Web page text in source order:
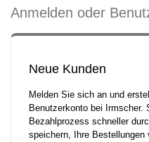
Anmelden oder
Neue Kunden
Melden Sie sich an und
Benutzerkonto bei Irmscher.
Bezahlprozess schneller
speichern, Ihre Bestellungen